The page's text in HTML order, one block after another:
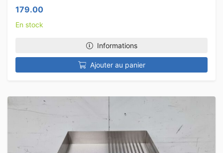
179.00
En stock
Informations
Ajouter au panier